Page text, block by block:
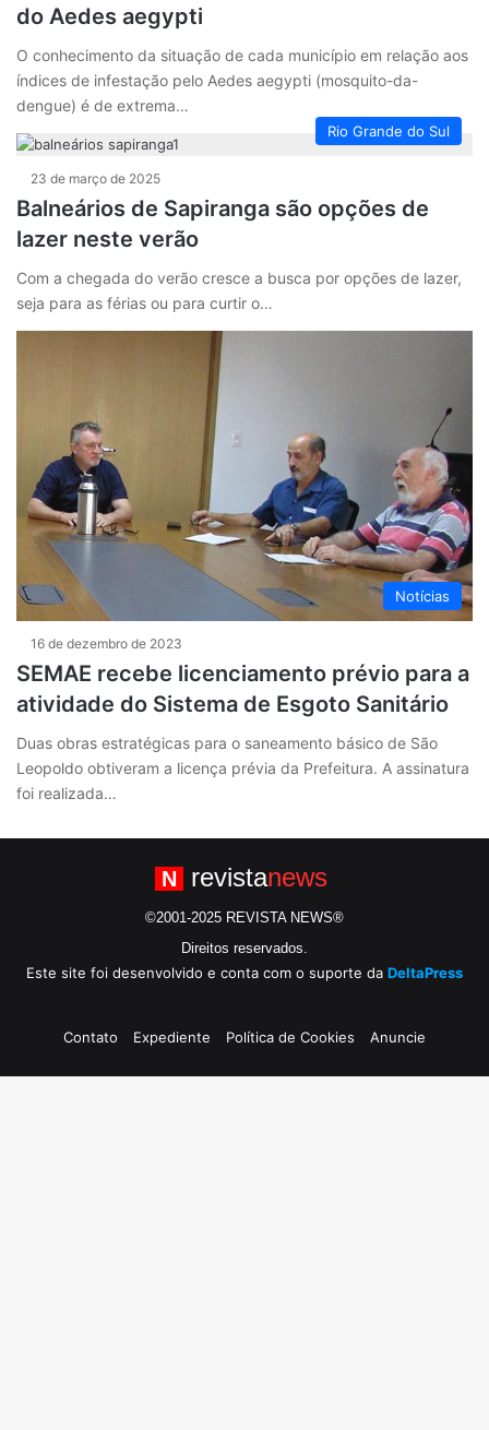
do Aedes aegypti
O conhecimento da situação de cada município em relação aos
índices de infestação pelo Aedes aegypti (mosquito-da-
dengue) é de extrema…
Rio Grande do Sul
23 de março de 2025
Balneários de Sapiranga são opções de
lazer neste verão
Com a chegada do verão cresce a busca por opções de lazer,
seja para as férias ou para curtir o…
Notícias
16 de dezembro de 2023
SEMAE recebe licenciamento prévio para a
atividade do Sistema de Esgoto Sanitário
Duas obras estratégicas para o saneamento básico de São
Leopoldo obtiveram a licença prévia da Prefeitura. A assinatura
foi realizada…
N revistanews
©2001-2025 REVISTA NEWS®
Direitos reservados.
Este site foi desenvolvido e conta com o suporte da DeltaPress
Contato Expediente Política de Cookies Anuncie